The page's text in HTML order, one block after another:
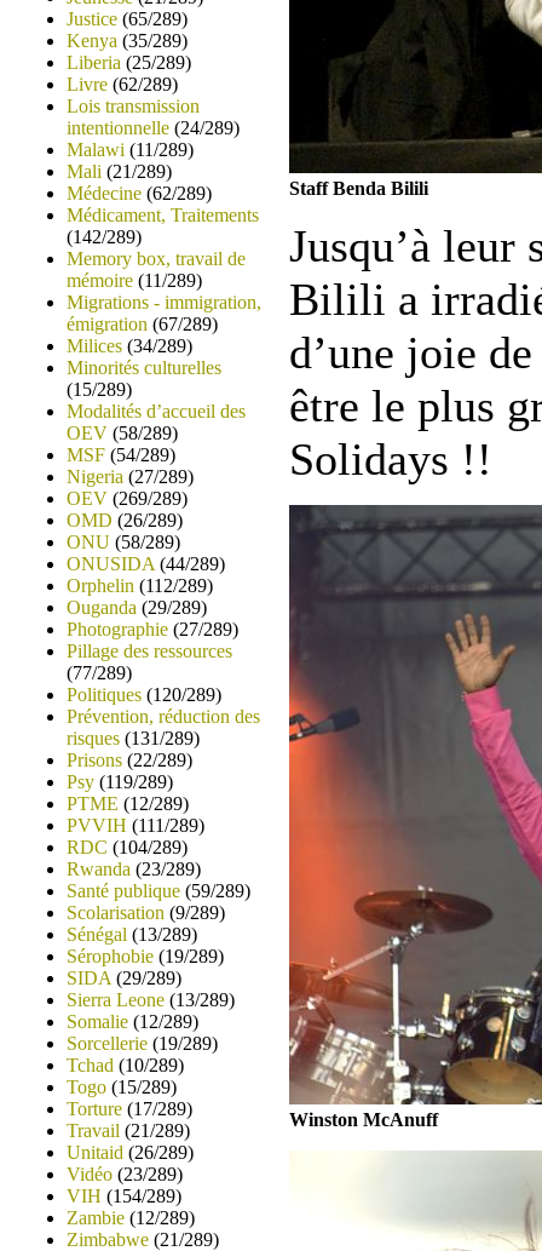
Justice (65/289)
Kenya (35/289)
Liberia (25/289)
Livre (62/289)
Lois transmission
intentionnelle (24/289)
Malawi (11/289)
Mali (21/289)
Médecine (62/289)
Médicament, Traitements
(142/289)
Memory box, travail de
mémoire (11/289)
Migrations - immigration,
émigration (67/289)
Milices (34/289)
Minorités culturelles
(15/289)
Modalités d’accueil des
OEV (58/289)
MSF (54/289)
Nigeria (27/289)
OEV (269/289)
OMD (26/289)
ONU (58/289)
ONUSIDA (44/289)
Orphelin (112/289)
Ouganda (29/289)
Photographie (27/289)
Pillage des ressources
(77/289)
Politiques (120/289)
Prévention, réduction des
risques (131/289)
Prisons (22/289)
Psy (119/289)
PTME (12/289)
PVVIH (111/289)
RDC (104/289)
Rwanda (23/289)
Santé publique (59/289)
Scolarisation (9/289)
Sénégal (13/289)
Sérophobie (19/289)
SIDA (29/289)
Sierra Leone (13/289)
Somalie (12/289)
Sorcellerie (19/289)
Tchad (10/289)
Togo (15/289)
Torture (17/289)
Travail (21/289)
Unitaid (26/289)
Vidéo (23/289)
VIH (154/289)
Zambie (12/289)
Zimbabwe (21/289)
Staff Benda Bilili
Jusqu’à leur
Bilili a
d’une joie
être le plus
Solidays !!
Winston McAnuff